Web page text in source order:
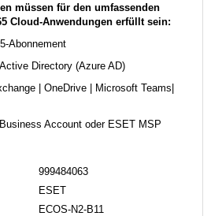
müssen für den umfassenden
Cloud-Anwendungen erfüllt sein:
Abonnement
Directory (Azure AD)
| OneDrive | Microsoft Teams|
Account oder ESET MSP
999484063
ESET
ECOS-N2-B11